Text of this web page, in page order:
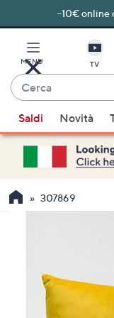
al
principale
-10€ online
MENU TV
Cerca
sono
disponibili
suggerimenti,
usa
i
tasti
oppure
Saldi Novità
307869